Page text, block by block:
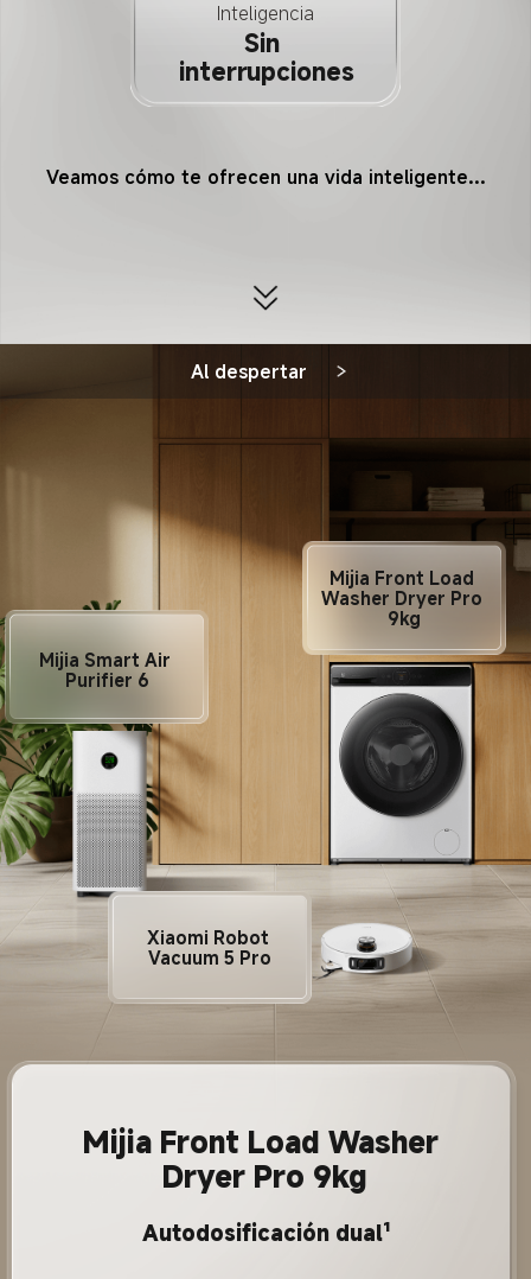
Inteligencia
Sin
interrupciones
Veamos cómo te ofrecen una vida inteligente…
Al despertar
Mijia Front Load
Washer Dryer Pro
9kg
Mijia Smart Air
Purifier 6
Xiaomi Robot
Vacuum 5 Pro
Mijia Front Load Washer
Dryer Pro 9kg
Autodosificación dual¹